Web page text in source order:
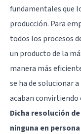
fundamentales que
producción. Para
todos los procesos
un producto de la
manera más
se ha de solucionar
acaban convirtiendo
Dicha resolución
ninguna en